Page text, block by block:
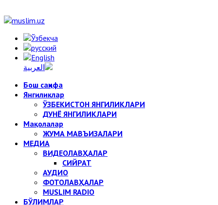
Бош саҳифа
Янгиликлар
ЎЗБЕКИСТОН ЯНГИЛИКЛАРИ
ДУНЁ ЯНГИЛИКЛАРИ
Мақолалар
ЖУМА МАВЪИЗАЛАРИ
МЕДИА
ВИДЕОЛАВҲАЛАР
СИЙРАТ
АУДИО
ФОТОЛАВҲАЛАР
MUSLIM RADIO
БЎЛИМЛАР